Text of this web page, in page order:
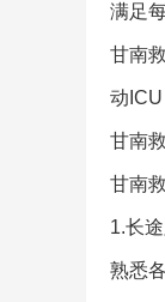
满足
甘南
动
甘南
甘南
1.长
熟悉